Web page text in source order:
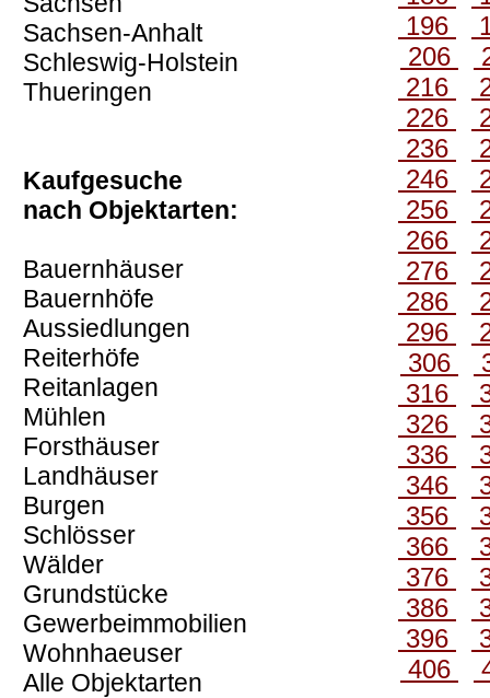
Sachsen-Anhalt
Schleswig-Holstein
Thueringen
Kaufgesuche
nach Objektarten:
Bauernhäuser
Bauernhöfe
Aussiedlungen
Reiterhöfe
Reitanlagen
Mühlen
Forsthäuser
Landhäuser
Burgen
Schlösser
Wälder
Grundstücke
Gewerbeimmobilien
Wohnhaeuser
Alle Objektarten
196
206
216
226
236
246
256
266
276
286
296
306
316
326
336
346
356
366
376
386
396
406